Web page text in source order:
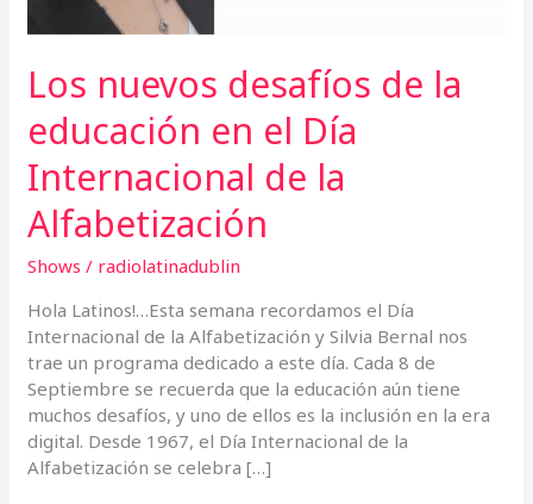
Los nuevos desafíos de la
educación en el Día
Internacional de la
Alfabetización
Shows / radiolatinadublin
Hola Latinos!…Esta semana recordamos el Día
Internacional de la Alfabetización y Silvia Bernal nos
trae un programa dedicado a este día. Cada 8 de
Septiembre se recuerda que la educación aún tiene
muchos desafíos, y uno de ellos es la inclusión en la era
digital. Desde 1967, el Día Internacional de la
Alfabetización se celebra […]
Internacional
de
Alfabetización